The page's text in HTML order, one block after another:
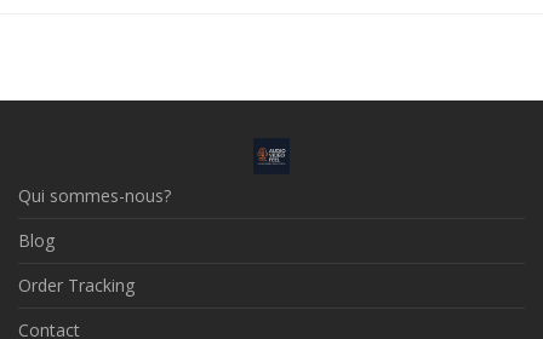
Qui sommes-nous?
Blog
Order Tracking
Contact